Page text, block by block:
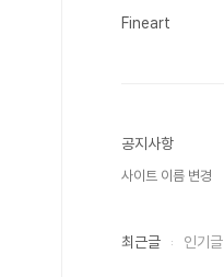
Fineart
공지사항
사이트 이름 변경
최근글 인기글